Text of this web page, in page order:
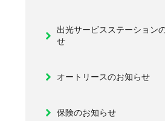
出光サービスステーション
せ
オートリースのお知らせ
保険のお知らせ